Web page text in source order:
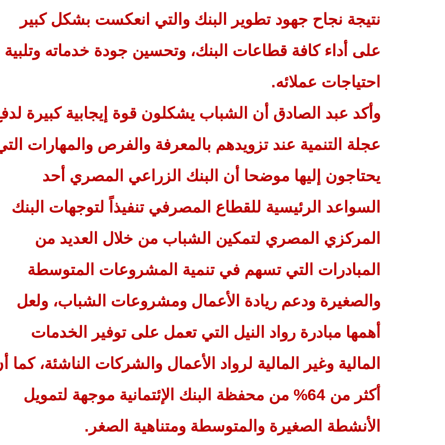
نتيجة نجاح جهود تطوير البنك والتي انعكست بشكل كبير
على أداء كافة قطاعات البنك، وتحسين جودة خدماته وتلبية
احتياجات عملائه.
وأكد عبد الصادق أن الشباب يشكلون قوة إيجابية كبيرة
عجلة التنمية عند تزويدهم بالمعرفة والفرص والمهارات
يحتاجون إليها موضحا أن البنك الزراعي المصري أحد
السواعد الرئيسية للقطاع المصرفي تنفيذاً لتوجهات البنك
المركزي المصري لتمكين الشباب من خلال العديد من
المبادرات التي تسهم في تنمية المشروعات المتوسطة
والصغيرة ودعم ريادة الأعمال ومشروعات الشباب، ولعل
أهمها مبادرة رواد النيل التي تعمل على توفير الخدمات
المالية وغير المالية لرواد الأعمال والشركات الناشئة، كما
أكثر من 64% من محفظة البنك الإئتمانية موجهة لتمويل
الأنشطة الصغيرة والمتوسطة ومتناهية الصغر.